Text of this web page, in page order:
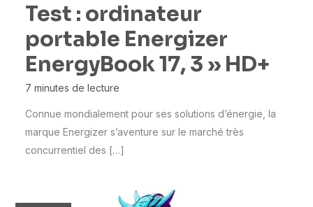
Test : ordinateur
portable Energizer
EnergyBook 17, 3 » HD+
7 minutes de lecture
Connue mondialement pour ses solutions d’énergie, la
marque Energizer s’aventure sur le marché très
concurrentiel des […]